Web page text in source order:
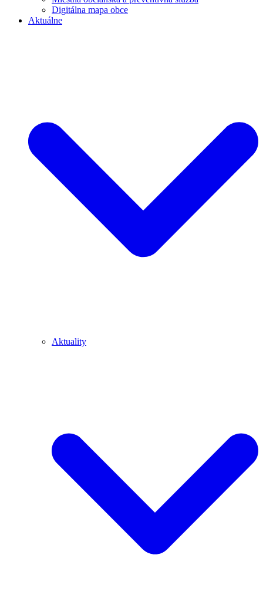
Digitálna mapa obce
Aktuálne
Aktuality